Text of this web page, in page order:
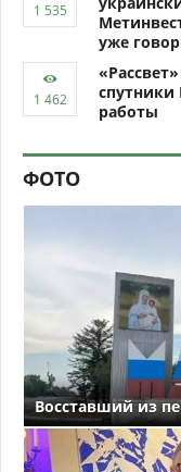
уже
работы
ФОТО
Восставший из